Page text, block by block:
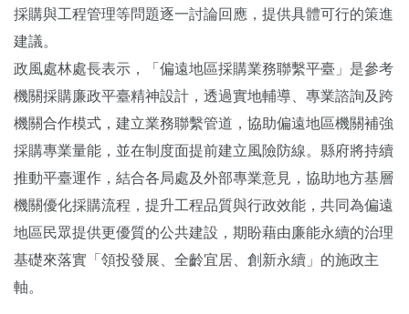
採購與工程管理等問題逐一討論回應，提供具體可行的策進
建議。
政風處林處長表示，「偏遠地區採購業務聯繫平臺」是參考
機關採購廉政平臺精神設計，透過實地輔導、專業諮詢及跨
機關合作模式，建立業務聯繫管道，協助偏遠地區機關補強
採購專業量能，並在制度面提前建立風險防線。縣府將持續
推動平臺運作，結合各局處及外部專業意見，協助地方基層
機關優化採購流程，提升工程品質與行政效能，共同為偏遠
地區民眾提供更優質的公共建設，期盼藉由廉能永續的治理
基礎來落實「領投發展、全齡宜居、創新永續」的施政主
軸。